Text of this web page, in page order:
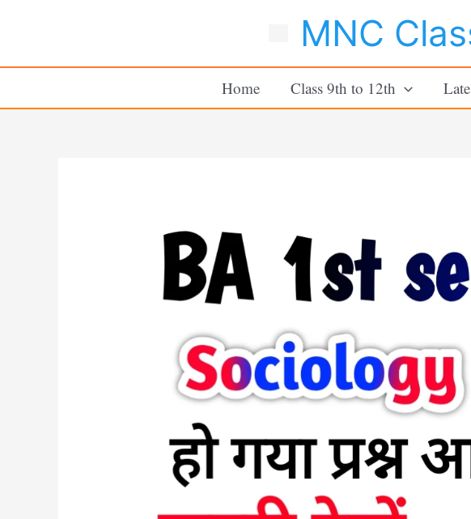
MNC
Home Class 9th to 12th